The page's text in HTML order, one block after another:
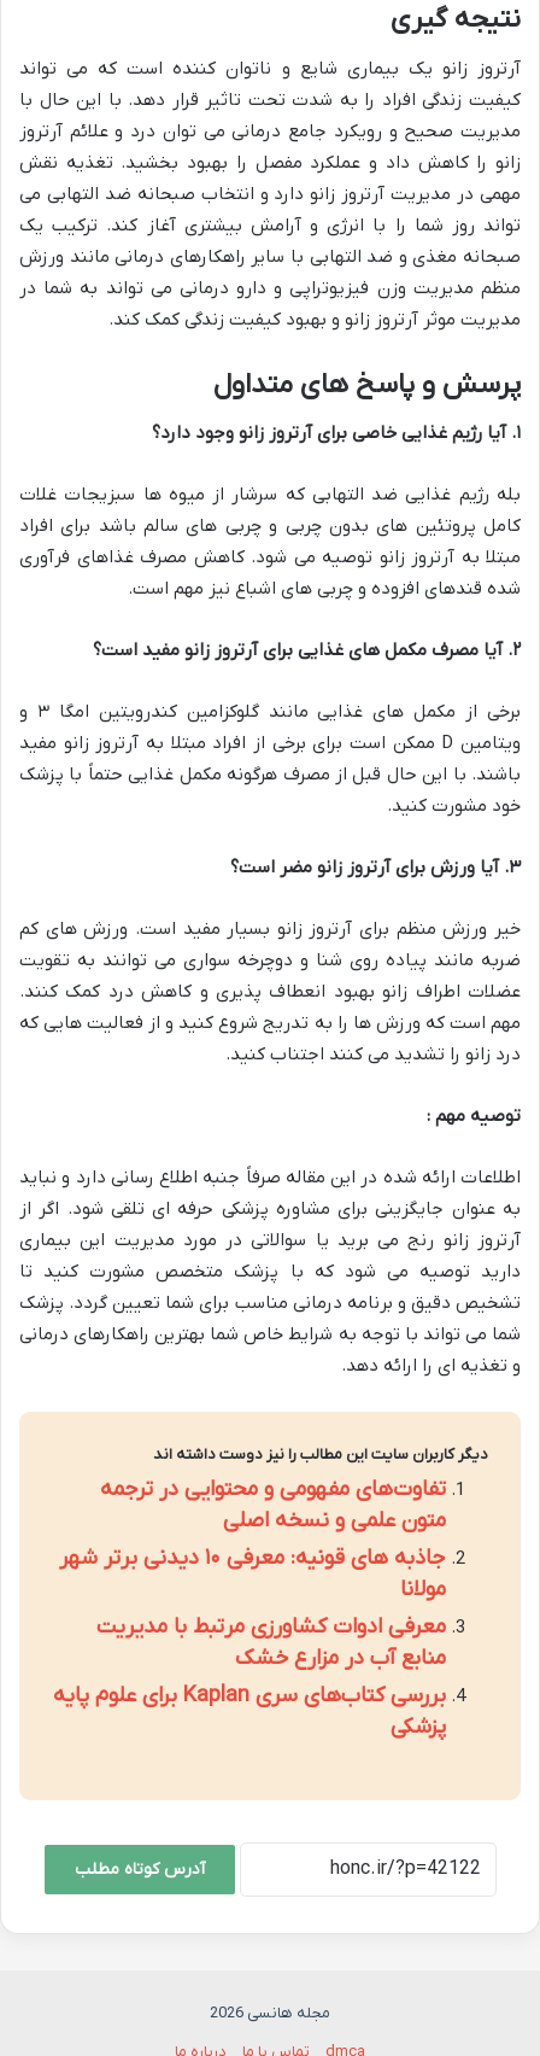
نتیجه گیری
آرتروز زانو یک بیماری شایع و ناتوان کننده است که می تواند
کیفیت زندگی افراد را به شدت تحت تاثیر قرار دهد. با این حال با
مدیریت صحیح و رویکرد جامع درمانی می توان درد و علائم آرتروز
زانو را کاهش داد و عملکرد مفصل را بهبود بخشید. تغذیه نقش
مهمی در مدیریت آرتروز زانو دارد و انتخاب صبحانه ضد التهابی می
تواند روز شما را با انرژی و آرامش بیشتری آغاز کند. ترکیب یک
صبحانه مغذی و ضد التهابی با سایر راهکارهای درمانی مانند ورزش
منظم مدیریت وزن فیزیوتراپی و دارو درمانی می تواند به شما در
مدیریت موثر آرتروز زانو و بهبود کیفیت زندگی کمک کند.
پرسش و پاسخ های متداول
۱.آیا رژیم غذایی خاصی برای آرتروز زانو وجود دارد؟
بله رژیم غذایی ضد التهابی که سرشار از میوه ها سبزیجات غلات
کامل پروتئین های بدون چربی و چربی های سالم باشد برای افراد
مبتلا به آرتروز زانو توصیه می شود. کاهش مصرف غذاهای فرآوری
شده قندهای افزوده و چربی های اشباع نیز مهم است.
۲.آیا مصرف مکمل های غذایی برای آرتروز زانو مفید است؟
برخی از مکمل های غذایی مانند گلوکزامین کندرویتین امگا ۳ و
ویتامین D ممکن است برای برخی از افراد مبتلا به آرتروز زانو مفید
باشند. با این حال قبل از مصرف هرگونه مکمل غذایی حتماً با پزشک
خود مشورت کنید.
۳.آیا ورزش برای آرتروز زانو مضر است؟
خیر ورزش منظم برای آرتروز زانو بسیار مفید است. ورزش های کم
ضربه مانند پیاده روی شنا و دوچرخه سواری می توانند به تقویت
عضلات اطراف زانو بهبود انعطاف پذیری و کاهش درد کمک کنند.
مهم است که ورزش ها را به تدریج شروع کنید و از فعالیت هایی که
درد زانو را تشدید می کنند اجتناب کنید.
توصیه مهم :
اطلاعات ارائه شده در این مقاله صرفاً جنبه اطلاع رسانی دارد و نباید
به عنوان جایگزینی برای مشاوره پزشکی حرفه ای تلقی شود. اگر از
آرتروز زانو رنج می برید یا سوالاتی در مورد مدیریت این بیماری
دارید توصیه می شود که با پزشک متخصص مشورت کنید تا
تشخیص دقیق و برنامه درمانی مناسب برای شما تعیین گردد. پزشک
شما می تواند با توجه به شرایط خاص شما بهترین راهکارهای درمانی
و تغذیه ای را ارائه دهد.
دیگر کاربران سایت این مطالب را نیز دوست داشته اند
تفاوت‌های مفهومی و محتوایی در ترجمه
متون علمی و نسخه اصلی
جاذبه های قونیه: معرفی ۱۰ دیدنی برتر شهر
مولانا
معرفی ادوات کشاورزی مرتبط با مدیریت
منابع آب در مزارع خشک
بررسی کتاب‌های سری Kaplan برای علوم پایه
پزشکی
آدرس کوتاه مطلب
مجله هانسی 2026
dmca
تماس با ما درباره ما